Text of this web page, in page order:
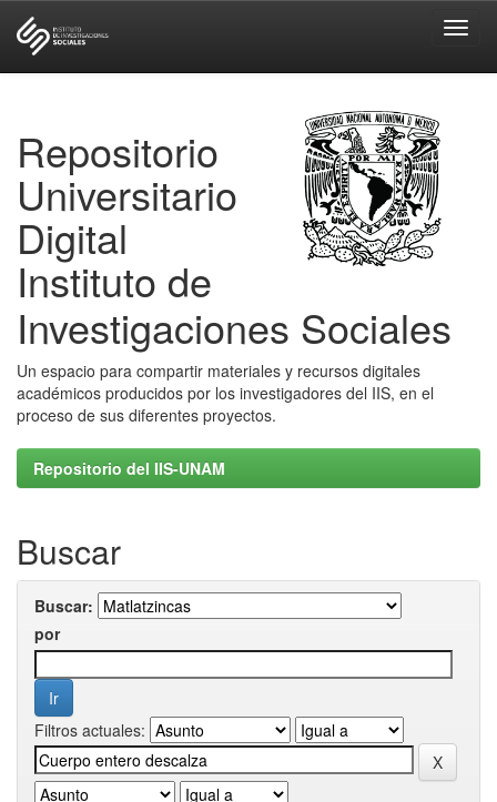
Repositorio
Universitario
Digital
Instituto de
Investigaciones Sociales
Un espacio para compartir materiales y recursos digitales
académicos producidos por los investigadores del IIS, en el
proceso de sus diferentes proyectos.
Repositorio del IIS-UNAM
Buscar
Buscar:
por
Filtros actuales: